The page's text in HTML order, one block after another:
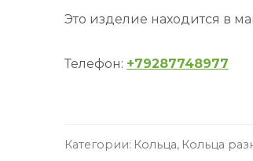
Это изделие находится в
Телефон: +79287748977
Категории: Кольца, Кольца